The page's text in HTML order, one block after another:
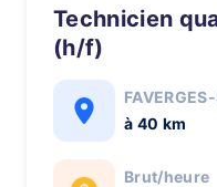
Technicien qualité industrialisation
(h/f)
à 40 km
Brut/heure